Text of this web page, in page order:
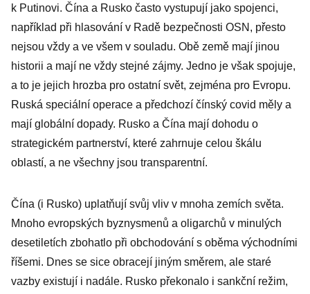
k Putinovi. Čína a Rusko často vystupují jako spojenci,
například při hlasování v Radě bezpečnosti OSN, přesto
nejsou vždy a ve všem v souladu. Obě země mají jinou
historii a mají ne vždy stejné zájmy. Jedno je však spojuje,
a to je jejich hrozba pro ostatní svět, zejména pro Evropu.
Ruská speciální operace a předchozí čínský covid měly a
mají globální dopady. Rusko a Čína mají dohodu o
strategickém partnerství, které zahrnuje celou škálu
oblastí, a ne všechny jsou transparentní.
Čína (i Rusko) uplatňují svůj vliv v mnoha zemích světa.
Mnoho evropských byznysmenů a oligarchů v minulých
desetiletích zbohatlo při obchodování s oběma východními
říšemi. Dnes se sice obracejí jiným směrem, ale staré
vazby existují i nadále. Rusko překonalo i sankční režim,